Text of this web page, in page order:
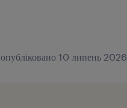
опубліковано 10 липень 2026